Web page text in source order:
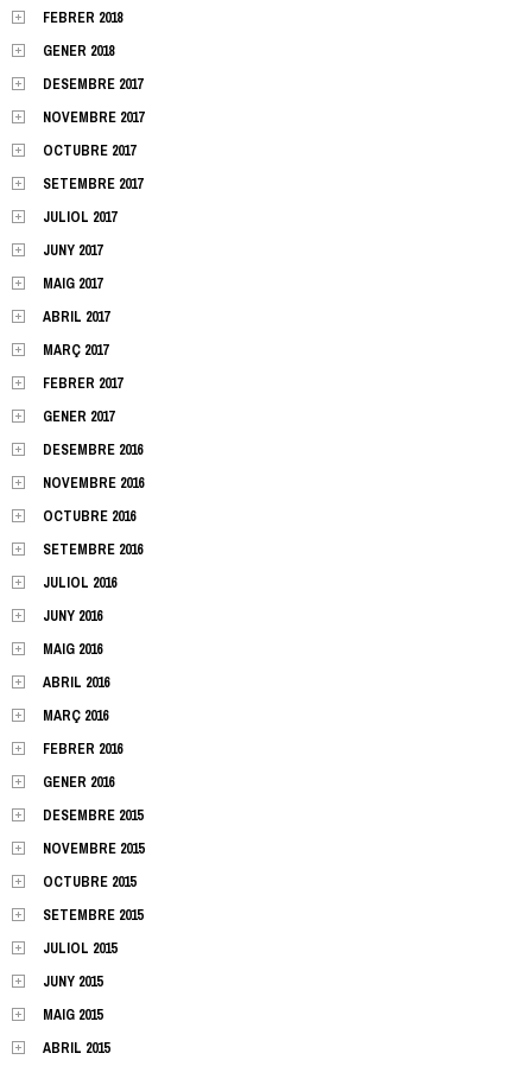
FEBRER 2018
GENER 2018
DESEMBRE 2017
NOVEMBRE 2017
OCTUBRE 2017
SETEMBRE 2017
JULIOL 2017
JUNY 2017
MAIG 2017
ABRIL 2017
MARÇ 2017
FEBRER 2017
GENER 2017
DESEMBRE 2016
NOVEMBRE 2016
OCTUBRE 2016
SETEMBRE 2016
JULIOL 2016
JUNY 2016
MAIG 2016
ABRIL 2016
MARÇ 2016
FEBRER 2016
GENER 2016
DESEMBRE 2015
NOVEMBRE 2015
OCTUBRE 2015
SETEMBRE 2015
JULIOL 2015
JUNY 2015
MAIG 2015
ABRIL 2015